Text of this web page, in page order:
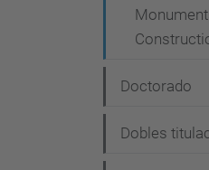
Doctorado
Dobles